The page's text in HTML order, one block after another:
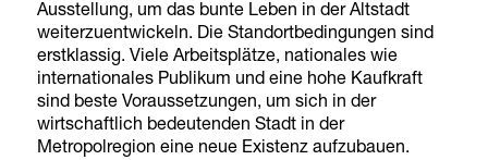
Ausstellung, um das bunte Leben in der Altstadt
weiterzuentwickeln. Die Standortbedingungen sind
erstklassig. Viele Arbeitsplätze, nationales wie
internationales Publikum und eine hohe Kaufkraft
sind beste Voraussetzungen, um sich in der
wirtschaftlich bedeutenden Stadt in der
Metropolregion eine neue Existenz aufzubauen.